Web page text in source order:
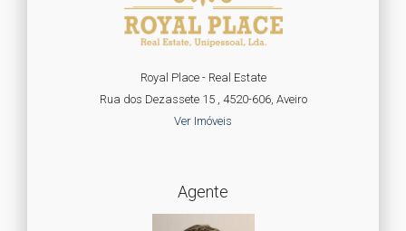
Royal Place - Real Estate
Rua dos Dezassete 15 , 4520-606, Aveiro
Ver Imóveis
Agente